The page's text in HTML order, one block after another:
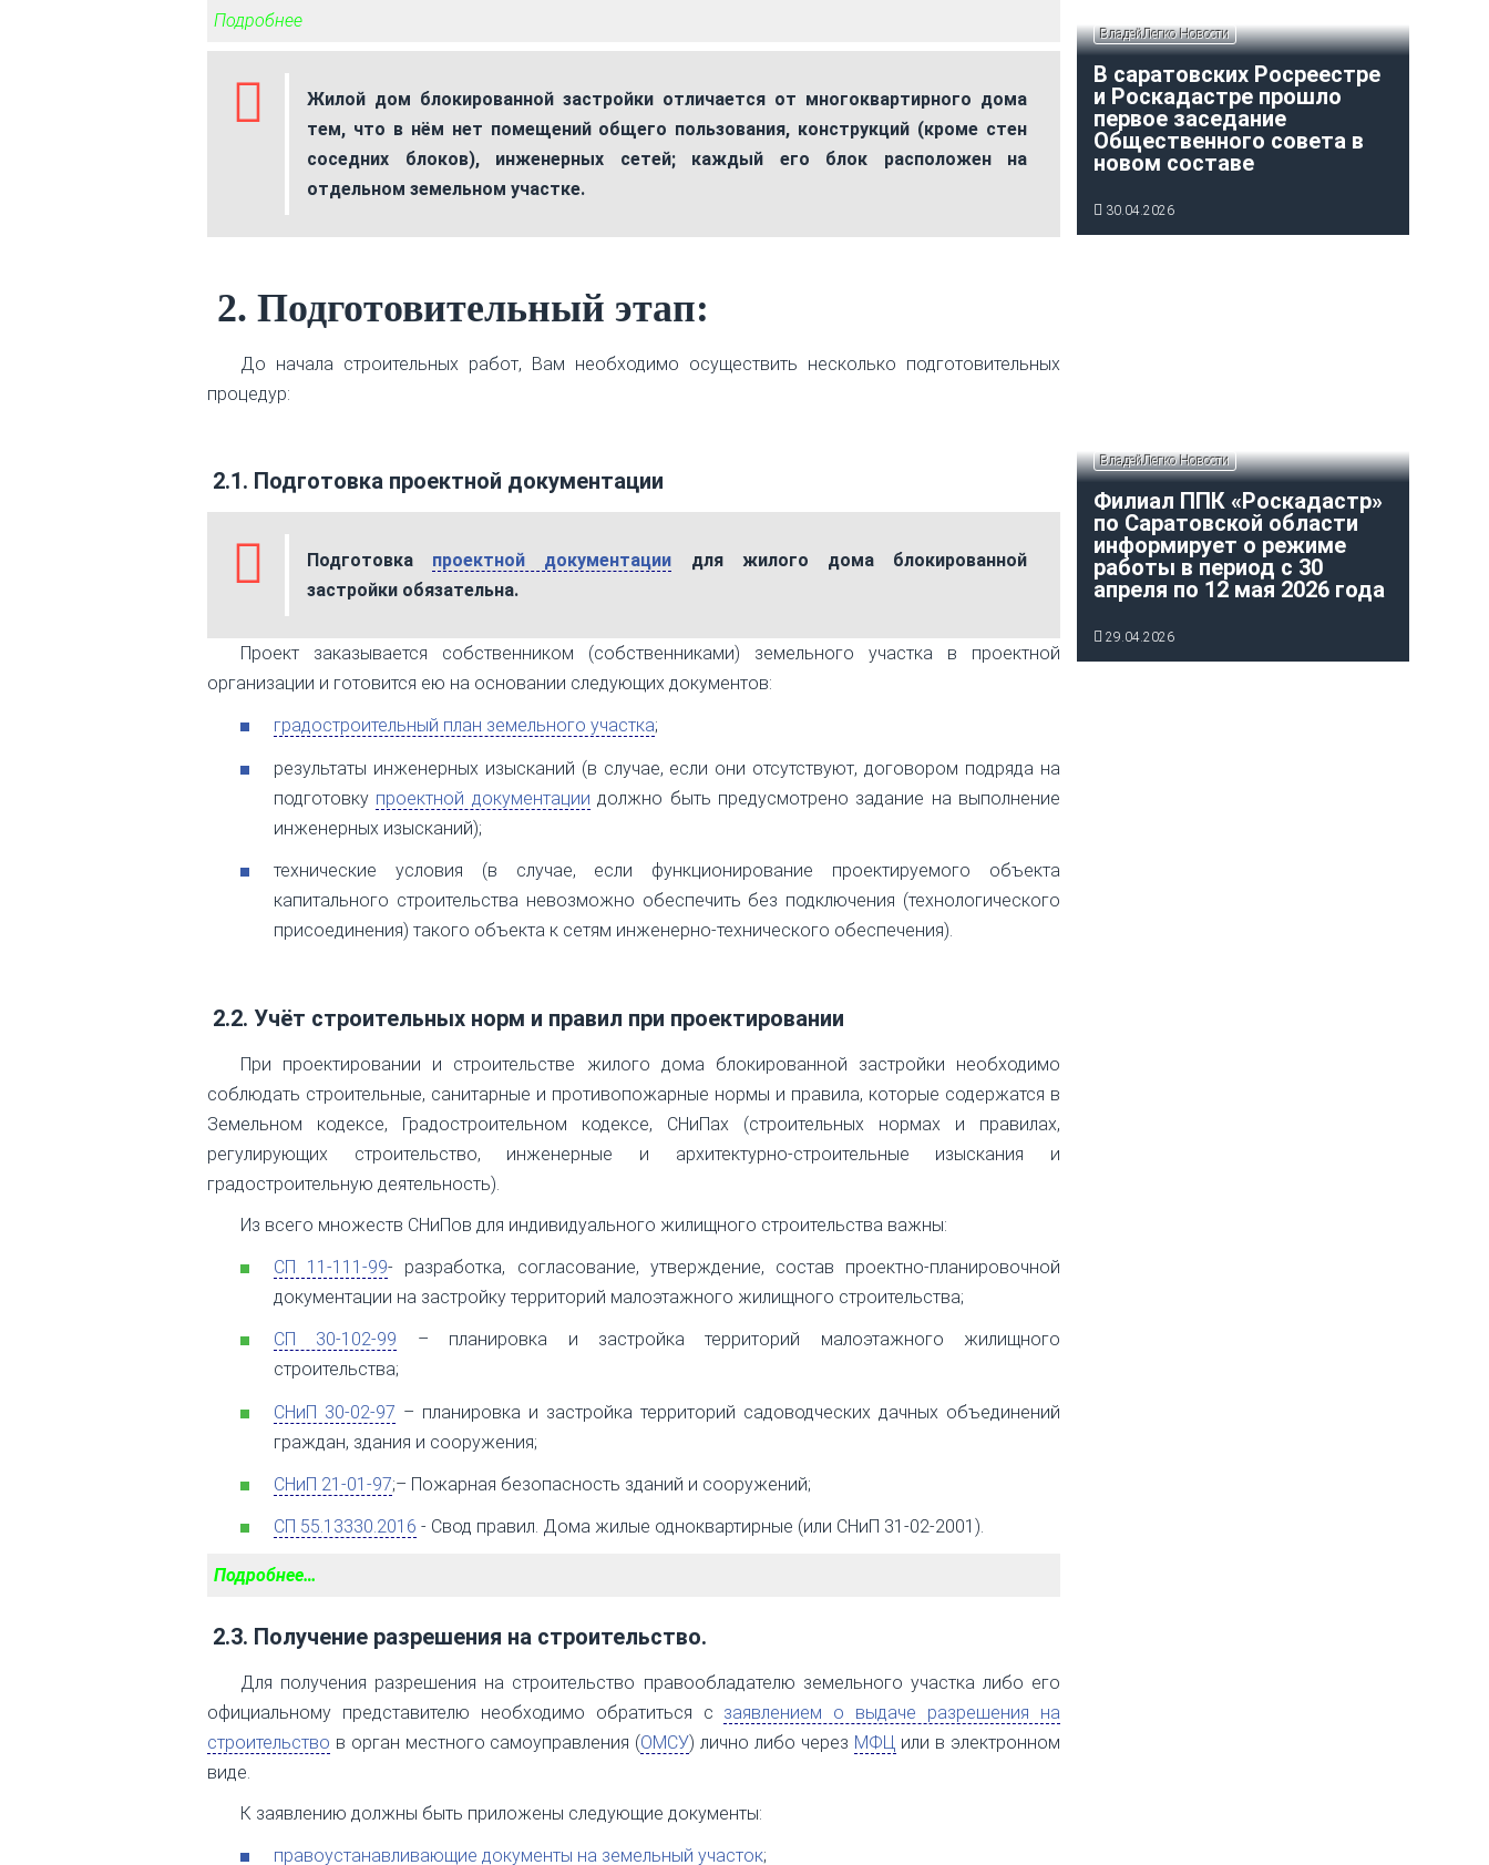
Подробнее
Жилой дом блокированной застройки отличается от многоквартирного дома
тем, что в нём нет помещений общего пользования, конструкций (кроме стен
соседних блоков), инженерных сетей; каждый его блок расположен на
отдельном земельном участке.
2. Подготовительный этап:
До начала строительных работ, Вам необходимо осуществить несколько подготовительных
процедур:
2.1. Подготовка проектной документации
Подготовка проектной документации для жилого дома блокированной
застройки обязательна.
Проект заказывается собственником (собственниками) земельного участка в проектной
организации и готовится ею на основании следующих документов:
градостроительный план земельного участка;
результаты инженерных изысканий (в случае, если они отсутствуют, договором подряда на
подготовку проектной документации должно быть предусмотрено задание на выполнение
инженерных изысканий);
технические условия (в случае, если функционирование проектируемого объекта
капитального строительства невозможно обеспечить без подключения (технологического
присоединения) такого объекта к сетям инженерно-технического обеспечения).
2.2. Учёт строительных норм и правил при проектировании
При проектировании и строительстве жилого дома блокированной застройки необходимо
соблюдать строительные, санитарные и противопожарные нормы и правила, которые содержатся в
Земельном кодексе, Градостроительном кодексе, СНиПах (строительных нормах и правилах,
регулирующих строительство, инженерные и архитектурно-строительные изыскания и
градостроительную деятельность).
Из всего множеств СНиПов для индивидуального жилищного строительства важны:
СП 11-111-99- разработка, согласование, утверждение, состав проектно-планировочной
документации на застройку территорий малоэтажного жилищного строительства;
СП 30-102-99 – планировка и застройка территорий малоэтажного жилищного
строительства;
СНиП 30-02-97 – планировка и застройка территорий садоводческих дачных объединений
граждан, здания и сооружения;
СНиП 21-01-97;– Пожарная безопасность зданий и сооружений;
СП 55.13330.2016 - Свод правил. Дома жилые одноквартирные (или СНиП 31-02-2001).
Подробнее…
2.3. Получение разрешения на строительство.
Для получения разрешения на строительство правообладателю земельного участка либо его
официальному представителю необходимо обратиться с заявлением о выдаче разрешения на
строительство в орган местного самоуправления (ОМСУ) лично либо через МФЦ или в электронном
виде.
К заявлению должны быть приложены следующие документы:
правоустанавливающие документы на земельный участок;
ВладейЛегко Новости
В саратовских Росреестре
и Роскадастре прошло
первое заседание
Общественного совета в
новом составе
30.04.2026
ВладейЛегко Новости
Филиал ППК «Роскадастр»
по Саратовской области
информирует о режиме
работы в период с 30
апреля по 12 мая 2026 года
29.04.2026